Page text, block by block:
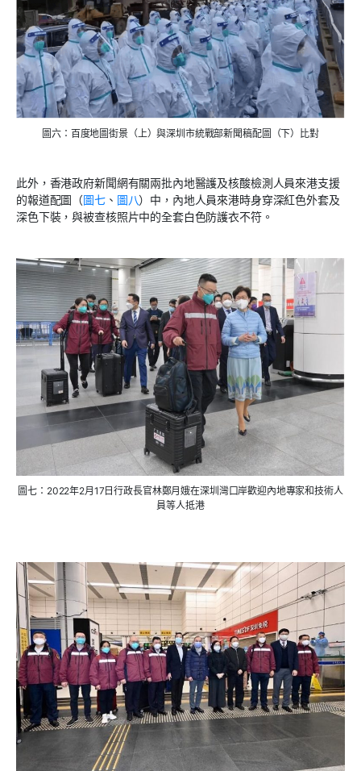
圖六：百度地圖街景（上）與深圳市統戰部新聞稿配圖（下）比對
此外，香港政府新聞網有關兩批內地醫護及核酸檢測人員來港支援
的報道配圖（圖七、 圖八）中，內地人員來港時身穿深紅色外套及
深色下裝，與被查核照片中的全套白色防護衣不符。
圖七：2022年2月17日行政長官林鄭月娥在深圳灣口岸歡迎內地專家和技術人
員等人抵港